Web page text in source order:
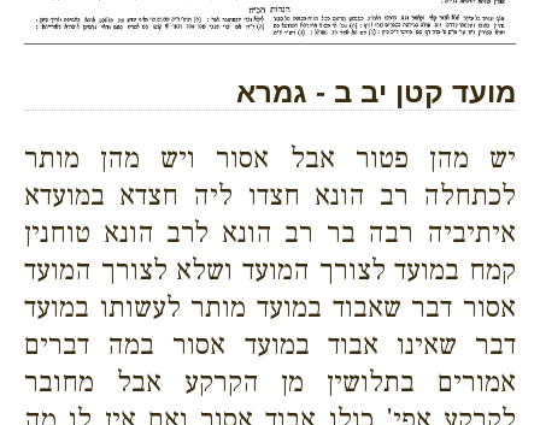
מועד קטן יב ב - גמרא
יש מהן פטור אבל אסור ויש מהן מותר
לכתחלה רב הונא חצדו ליה חצדא במועדא
איתיביה רבה בר רב הונא לרב הונא טוחנין
קמח במועד לצורך המועד ושלא לצורך המועד
אסור דבר שאבוד במועד מותר לעשותו במועד
דבר שאינו אבוד במועד אסור במה דברים
אמורים בתלושין מן הקרקע אבל מחובר